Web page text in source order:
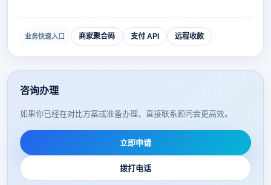
业务快速入口 商家聚合码 支付 API 远程收款
咨询办理
如果你已经在对比方案或准备办理，直接联系顾问会更高效。
立即申请
拨打电话